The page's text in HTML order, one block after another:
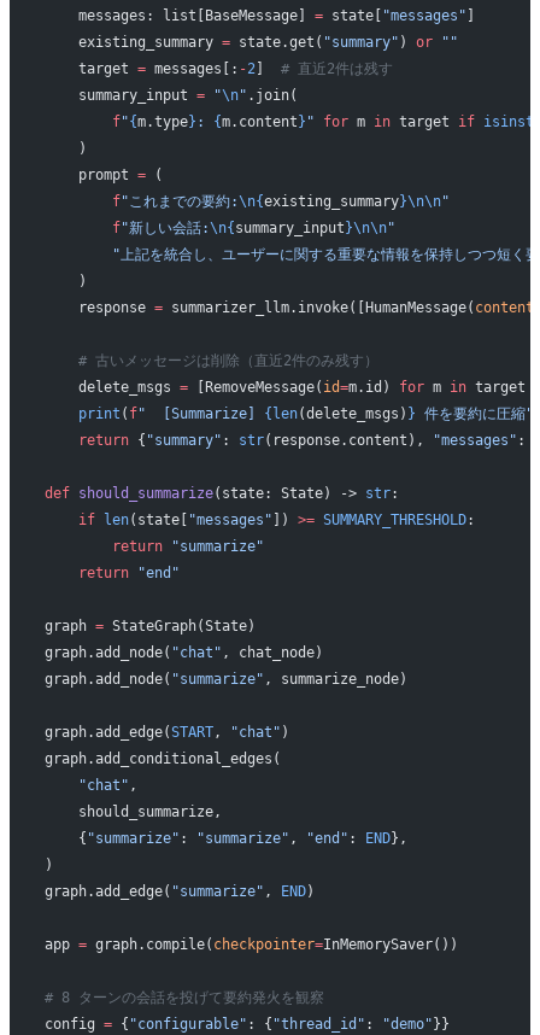
    messages: list[BaseMessage]
= state[ "messages"
    existing_summary
= state.get( "summary" ) or ""
    target
= messages[: -2] # 直近2件は残す
    summary_input
= "\n" .join(
        f
"{m.type} : {m.content } " for m in target if
    )
    prompt
= (
        f
"これまでの要約:\n{existing_summary}\n\n"
        f
"新しい会話:\n{ summary_input }\n\n"
"上記を統合し、ユーザーに関する重要な情報を保持しつつ短く
    )
    response
= summarizer_llm.invoke([HumanMessage( content
    # 古いメッセージは削除（直近2件のみ残す）
    delete_msgs
= [RemoveMessage( id=m.id) for m in target
    print
( f"  [Summarize] {len(delete_msgs) } 件を要約に圧縮"
    return
{ "summary" : str(response.content), "messages" :
def should_summarize(state: State) -> str:
    if
len(state[ "messages" ]) >= SUMMARY_THRESHOLD:
        return
"summarize"
    return
"end"
graph = StateGraph(State)
graph.add_node( "chat" , chat_node)
graph.add_node( "summarize" , summarize_node)
graph.add_edge(START, "chat" )
graph.add_conditional_edges(
    "chat"
,
    should_summarize,
    {
"summarize" : "summarize" , "end" : END},
)
graph.add_edge( "summarize" , END)
app = graph.compile( checkpointer=InMemorySaver())
# 8 ターンの会話を投げて要約発火を観察
config = { "configurable" : { "thread_id" : "demo" }}